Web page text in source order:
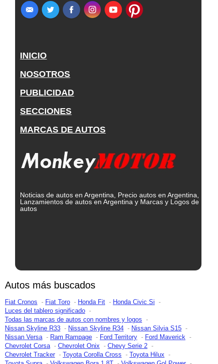
INICIO
NOSOTROS
PUBLICIDAD
SECCIONES
MARCAS DE AUTOS
Noticias de autos en Argentina, Precio autos en Argentina,
Lanzamientos de autos en Argentina y Marcas y Logos de
autos
Autos más buscados
Fiat Cronos Fiat Toro Honda Fit
Honda Civic Si
Luces del tablero significado
Todas las marcas de autos con nombres y logos
Nissan Skyline R33
Nissan Skyline R34
Nissan Silvia S15
Nissan Versa
Ram Rampage Ford Territory
Ford Maverick
Chevrolet Corsa
Chevrolet Onix
Chevy Serie 2
Chevrolet Tracker
Toyota Corolla Cross
Toyota Hilux